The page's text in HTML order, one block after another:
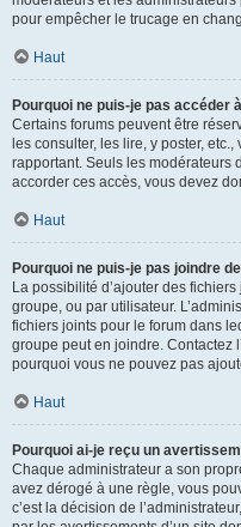
pour empêcher le trucage en
Haut
Pourquoi ne puis-je pas accéder
Certains forums peuvent être
les consulter, les lire, y poster,
rapportant. Seuls les modérateurs
accorder ces accès, vous devez
Haut
Pourquoi ne puis-je pas joindre
La possibilité d’ajouter des
groupe, ou par utilisateur.
fichiers joints pour le forum dans
groupe peut en joindre. Contactez
pourquoi vous ne pouvez pas
Haut
Pourquoi ai-je reçu un
Chaque administrateur a son
avez dérogé à une règle, vous
c’est la décision de